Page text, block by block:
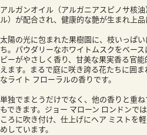
アルガンオイル（アルガニアスピノサ核
ル）が配合され、健康的な艶が生まれ上品
太陽の光に包まれた果樹園に、枝いっぱ
ち。パウダリーなホワイトムスクをベー
ピーがやさしく香り、甘美な果実香る官
えます。まるで庭に咲き誇る花たちに囲
なライト フローラルの香りです。
単独でまとうだけでなく、他の香りと重
もできます。ジョー マローン ロンドンで
ころに吹き付け、仕上げにヘア ミストを
めしています。